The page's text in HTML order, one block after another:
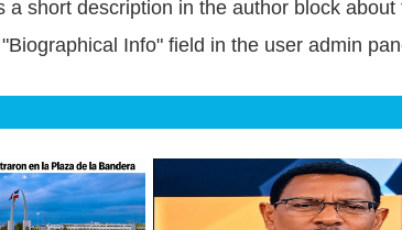
a short description in the author block
Info" field in the user admin